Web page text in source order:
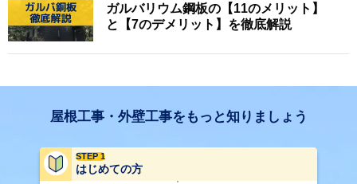
ガルバリウム鋼板の【11のメリット】
と【7のデメリット】を徹底解説
屋根工事・外壁工事をもっと知りましょう
STEP 1
はじめての方